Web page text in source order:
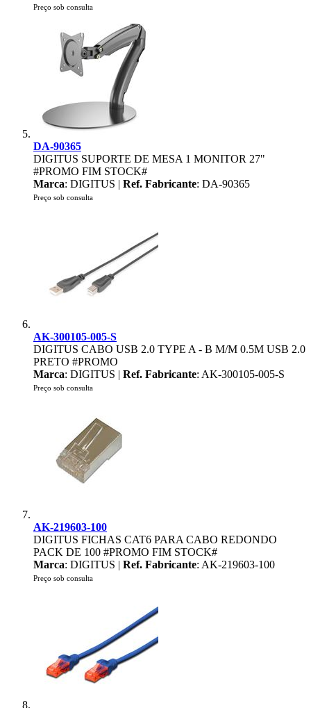
Preço sob consulta
DA-90365
DIGITUS SUPORTE DE MESA 1 MONITOR 27"
#PROMO FIM STOCK#
Marca: DIGITUS | Ref. Fabricante: DA-90365
Preço sob consulta
AK-300105-005-S
DIGITUS CABO USB 2.0 TYPE A - B M/M 0.5M USB 2.0
PRETO #PROMO
Marca: DIGITUS | Ref. Fabricante: AK-300105-005-S
Preço sob consulta
AK-219603-100
DIGITUS FICHAS CAT6 PARA CABO REDONDO
PACK DE 100 #PROMO FIM STOCK#
Marca: DIGITUS | Ref. Fabricante: AK-219603-100
Preço sob consulta